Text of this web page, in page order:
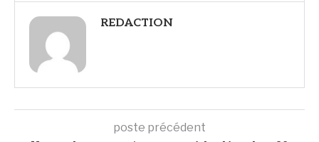
REDACTION
poste précédent